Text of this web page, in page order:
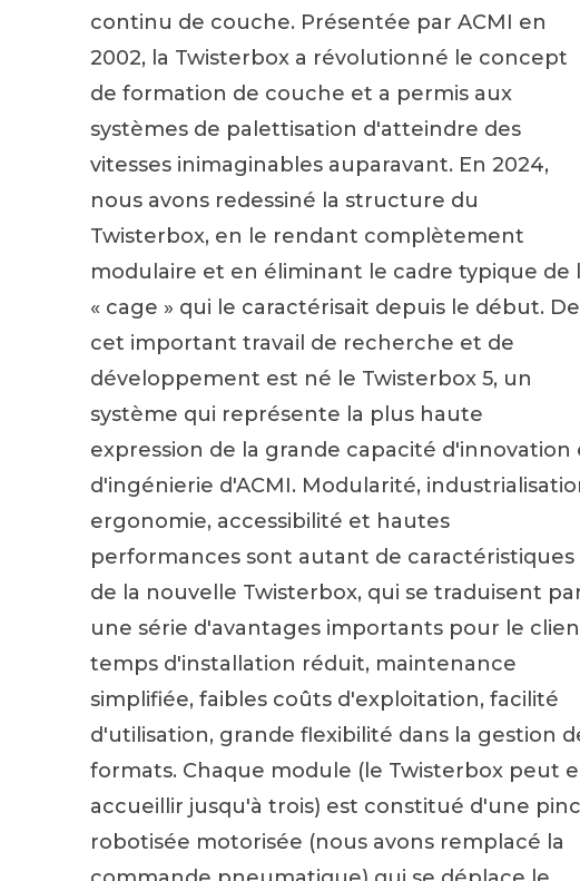
continu de couche. Présentée par ACMI en
2002, la Twisterbox a révolutionné le concept
de formation de couche et a permis aux
systèmes de palettisation d'atteindre des
vitesses inimaginables auparavant. En 2024,
nous avons redessiné la structure du
Twisterbox, en le rendant complètement
modulaire et en éliminant le cadre typique de
« cage » qui le caractérisait depuis le début. De
cet important travail de recherche et de
développement est né le Twisterbox 5, un
système qui représente la plus haute
expression de la grande capacité d'innovation
d'ingénierie d'ACMI. Modularité,
ergonomie, accessibilité et hautes
performances sont autant de caractéristiques
de la nouvelle Twisterbox, qui se traduisent
une série d'avantages importants pour le
temps d'installation réduit, maintenance
simplifiée, faibles coûts d'exploitation, facilité
d'utilisation, grande flexibilité dans la gestion
formats. Chaque module (le Twisterbox peut
accueillir jusqu'à trois) est constitué d'une
robotisée motorisée (nous avons remplacé la